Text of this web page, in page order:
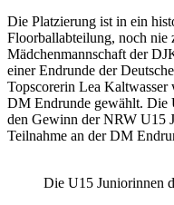
Die Platzierung ist in ein
Floorballabteilung, noch nie
Mädchenmannschaft der
einer Endrunde der
Topscorerin Lea Kaltwasser
DM Endrunde gewählt. Die
den Gewinn der NRW U15
Teilnahme an der DM
Die U15 Juniorinnen